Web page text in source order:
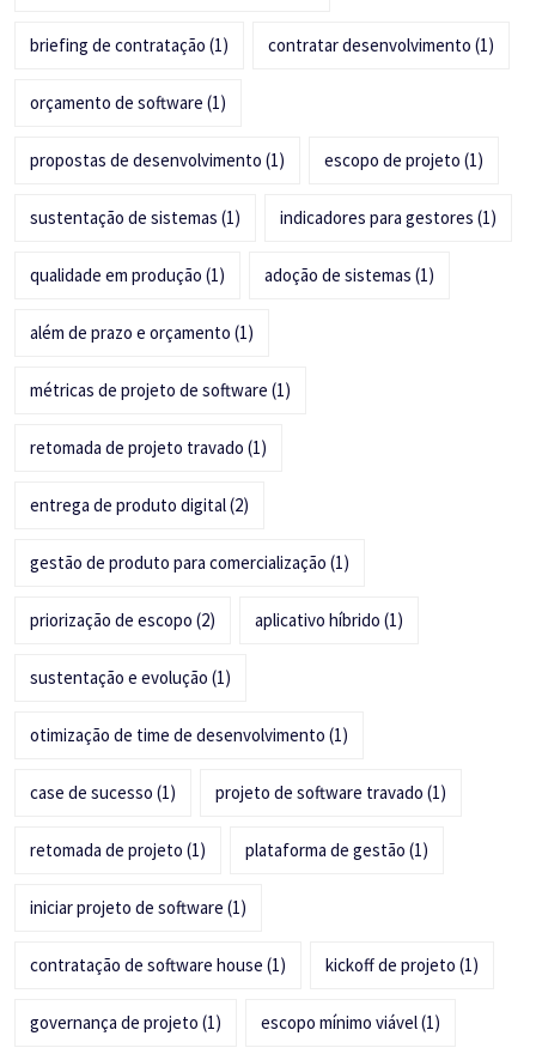
briefing de contratação (1) contratar desenvolvimento (1)
orçamento de software (1)
propostas de desenvolvimento (1) escopo de projeto (1)
sustentação de sistemas (1) indicadores para gestores (1)
qualidade em produção (1) adoção de sistemas (1)
além de prazo e orçamento (1)
métricas de projeto de software (1)
retomada de projeto travado (1)
entrega de produto digital(2)
gestão de produto para comercialização (1)
priorização de escopo (2) aplicativo híbrido (1)
sustentação e evolução (1)
otimização de time de desenvolvimento (1)
case de sucesso (1) projeto de software travado (1)
retomada de projeto (1) plataforma de gestão (1)
iniciar projeto de software (1)
contratação de software house (1) kickoff de projeto (1)
governança de projeto (1) escopo mínimo viável(1)